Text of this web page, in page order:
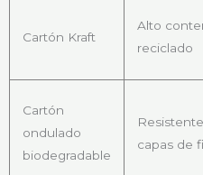
Cartón Kraft
Alto
reciclado
Cartón
ondulado
biodegradable
capas de